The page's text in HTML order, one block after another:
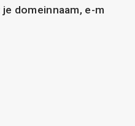
domeinnaam, e-m